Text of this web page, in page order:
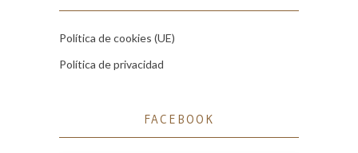
Política de cookies (UE)
Política de privacidad
FACEBOOK